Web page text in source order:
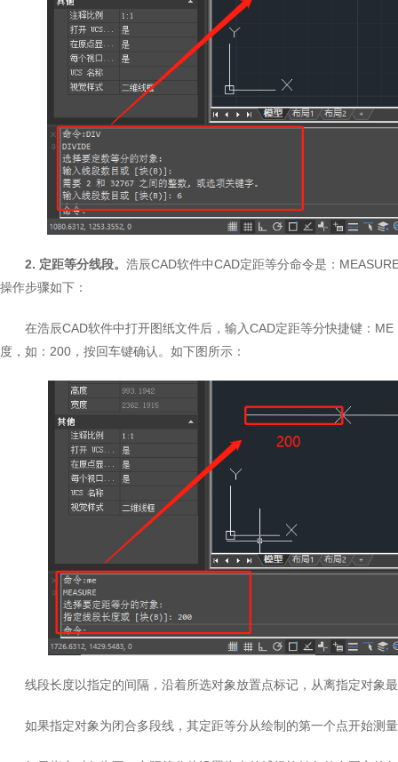
2. 定距等分线段。 浩辰CAD软件中CAD定距等分命令是：
操作步骤如下：
在浩辰CAD软件中打开图纸文件后，输入CAD定距等分快捷键：
度，如：200，按回车键确认。如下图所示：
线段长度以指定的间隔，沿着所选对象放置点标记，从离指定对象
如果指定对象为闭合多段线，其定距等分从绘制的第一个点开始测